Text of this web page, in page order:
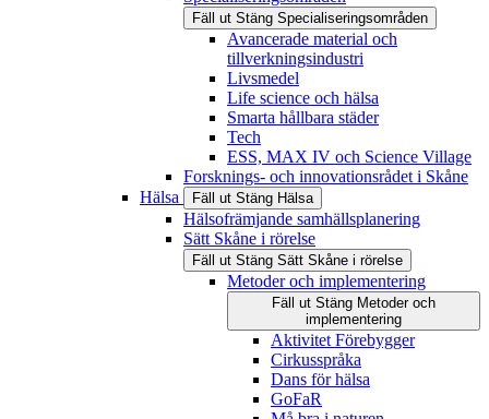
Fäll ut Stäng Specialiseringsområden
Avancerade material och
tillverkningsindustri
Livsmedel
Life science och hälsa
Smarta hållbara städer
Tech
ESS, MAX IV och Science Village
Forsknings- och innovationsrådet i Skåne
Hälsa
Fäll ut Stäng Hälsa
Hälsofrämjande samhällsplanering
Sätt Skåne i rörelse
Fäll ut Stäng Sätt Skåne i rörelse
Metoder och implementering
Fäll ut Stäng Metoder och
implementering
Aktivitet Förebygger
Cirkusspråka
Dans för hälsa
GoFaR